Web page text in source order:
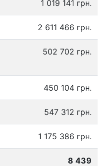
1 019 141 грн.
2 611 466 грн.
502 702 грн.
450 104 грн.
547 312 грн.
1 175 386 грн.
8 439